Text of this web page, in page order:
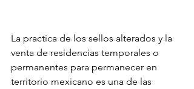
La practica de los sellos alterados y la
venta de residencias temporales o
permanentes para permanecer en
territorio mexicano es una de las